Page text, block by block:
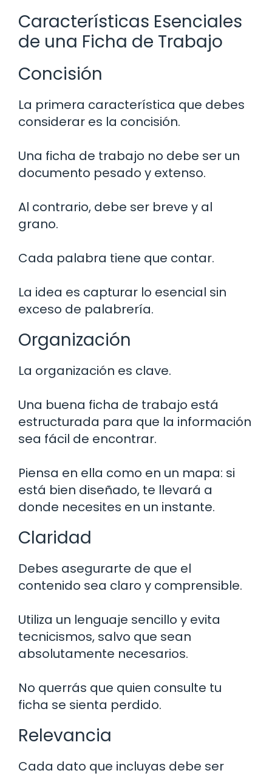
Características Esenciales
de una Ficha de Trabajo
Concisión
La primera característica que debes
considerar es la concisión.
Una ficha de trabajo no debe ser un
documento pesado y extenso.
Al contrario, debe ser breve y al
grano.
Cada palabra tiene que contar.
La idea es capturar lo esencial sin
exceso de palabrería.
Organización
La organización es clave.
Una buena ficha de trabajo está
estructurada para que la información
sea fácil de encontrar.
Piensa en ella como en un mapa: si
está bien diseñado, te llevará a
donde necesites en un instante.
Claridad
Debes asegurarte de que el
contenido sea claro y comprensible.
Utiliza un lenguaje sencillo y evita
tecnicismos, salvo que sean
absolutamente necesarios.
No querrás que quien consulte tu
ficha se sienta perdido.
Relevancia
Cada dato que incluyas debe ser